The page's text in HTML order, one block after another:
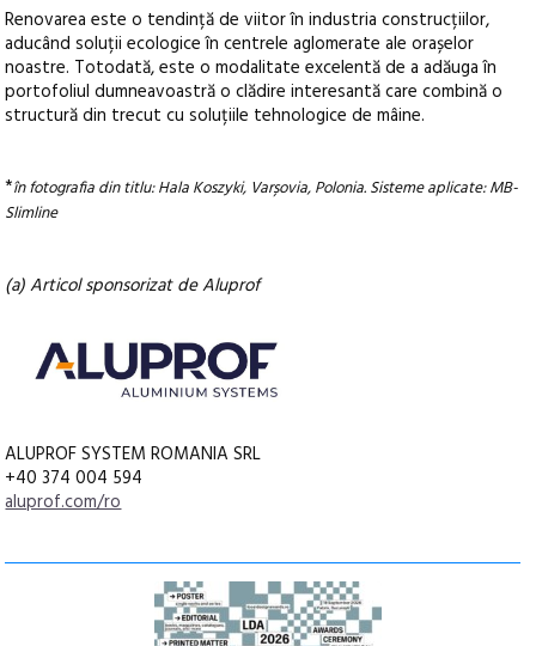
Renovarea este o tendință de viitor în industria construcțiilor,
aducând soluții ecologice în centrele aglomerate ale orașelor
noastre. Totodată, este o modalitate excelentă de a adăuga în
portofoliul dumneavoastră o clădire interesantă care combină o
structură din trecut cu soluțiile tehnologice de mâine.
*în fotografia din titlu: Hala Koszyki, Varșovia, Polonia. Sisteme aplicate: MB-
Slimline
(a) Articol sponsorizat de Aluprof
ALUPROF SYSTEM ROMANIA SRL
+40 374 004 594
aluprof.com/ro